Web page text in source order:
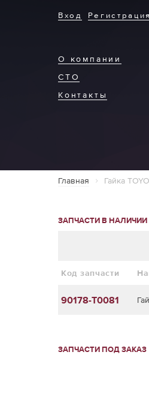
О компании
СТО
Контакты
Вход
Главная Гайка
ЗАПЧАСТИ В НАЛИЧИИ
Код запчасти
90178-T0081
ЗАПЧАСТИ ПОД ЗАКАЗ